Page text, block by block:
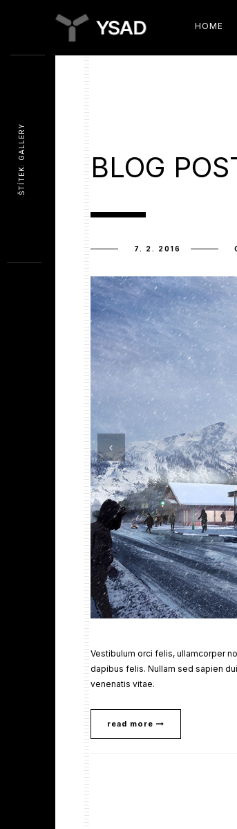
HOME
BLOG
7. 2. 2016
Vestibulum orci felis, ullamcorper
dapibus felis. Nullam sed sapien
venenatis vitae.
read more
ŠTÍTEK: GALLERY